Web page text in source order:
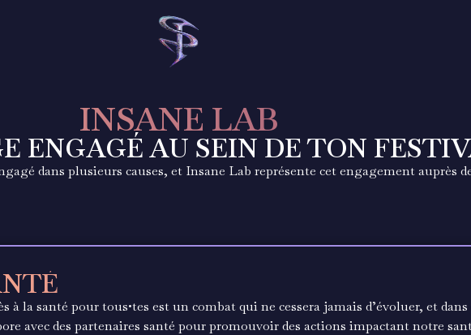
INSANE LAB
ENGAGÉ AU SEIN DE TON
dans plusieurs causes, et Insane Lab représente cet engagement auprès
à la santé pour tous•tes est un combat qui ne cessera jamais d’évoluer, et
avec des partenaires santé pour promouvoir des actions impactant notre